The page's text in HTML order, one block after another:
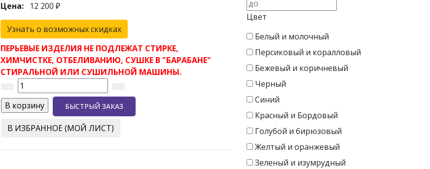
Цена: 12 200 ₽
Узнать о возможных скидках
ПЕРЬЕВЫЕ ИЗДЕЛИЯ НЕ ПОДЛЕЖАТ СТИРКЕ,
ХИМЧИСТКЕ, ОТБЕЛИВАНИЮ, СУШКЕ В "БАРАБАНЕ"
СТИРАЛЬНОЙ ИЛИ СУШИЛЬНОЙ МАШИНЫ.
БЫСТРЫЙ ЗАКАЗ
В ИЗБРАННОЕ (МОЙ ЛИСТ)
Цвет
Белый и молочный
Персиковый и коралловый
Бежевый и коричневый
Черный
Синий
Красный и Бордовый
Голубой и бирюзовый
Желтый и оранжевый
Зеленый и изумрудный